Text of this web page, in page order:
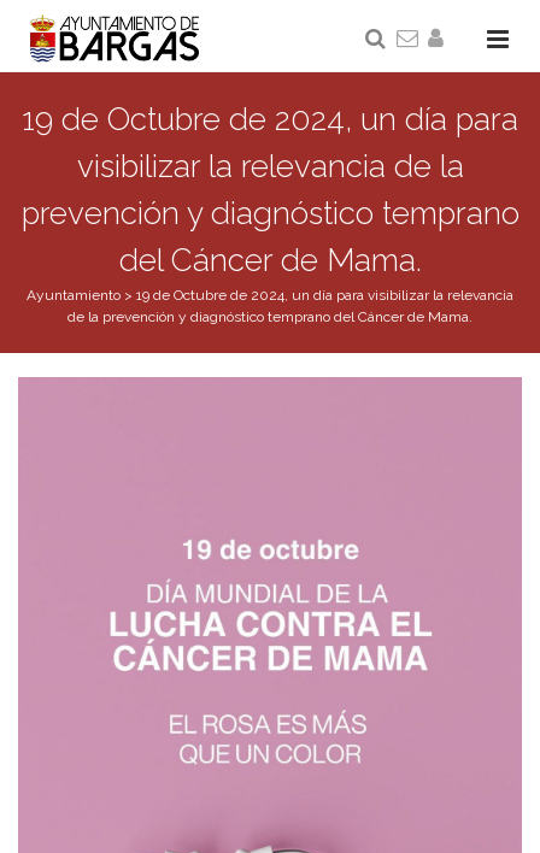
19 de Octubre de 2024, un día para
visibilizar la relevancia de la
prevención y diagnóstico temprano
del Cáncer de Mama.
Ayuntamiento > 19 de Octubre de 2024, un día para visibilizar la relevancia
de la prevención y diagnóstico temprano del Cáncer de Mama.